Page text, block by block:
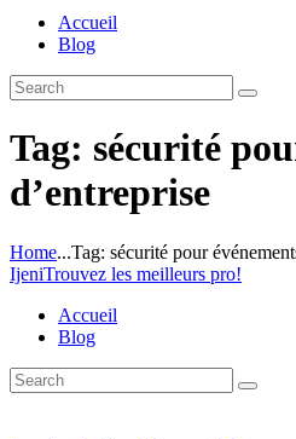
Accueil
Blog
Tag: sécurité
d’entreprise
Home...Tag: sécurité pour
IjeniTrouvez les meilleurs pro!
Accueil
Blog